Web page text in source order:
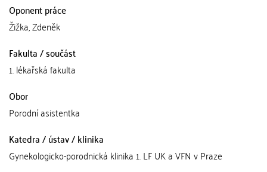
Oponent práce
Žižka, Zdeněk
Fakulta / součást
1. lékařská fakulta
Obor
Porodní asistentka
Katedra / ústav / klinika
Gynekologicko-porodnická klinika 1. LF UK a VFN v Praze